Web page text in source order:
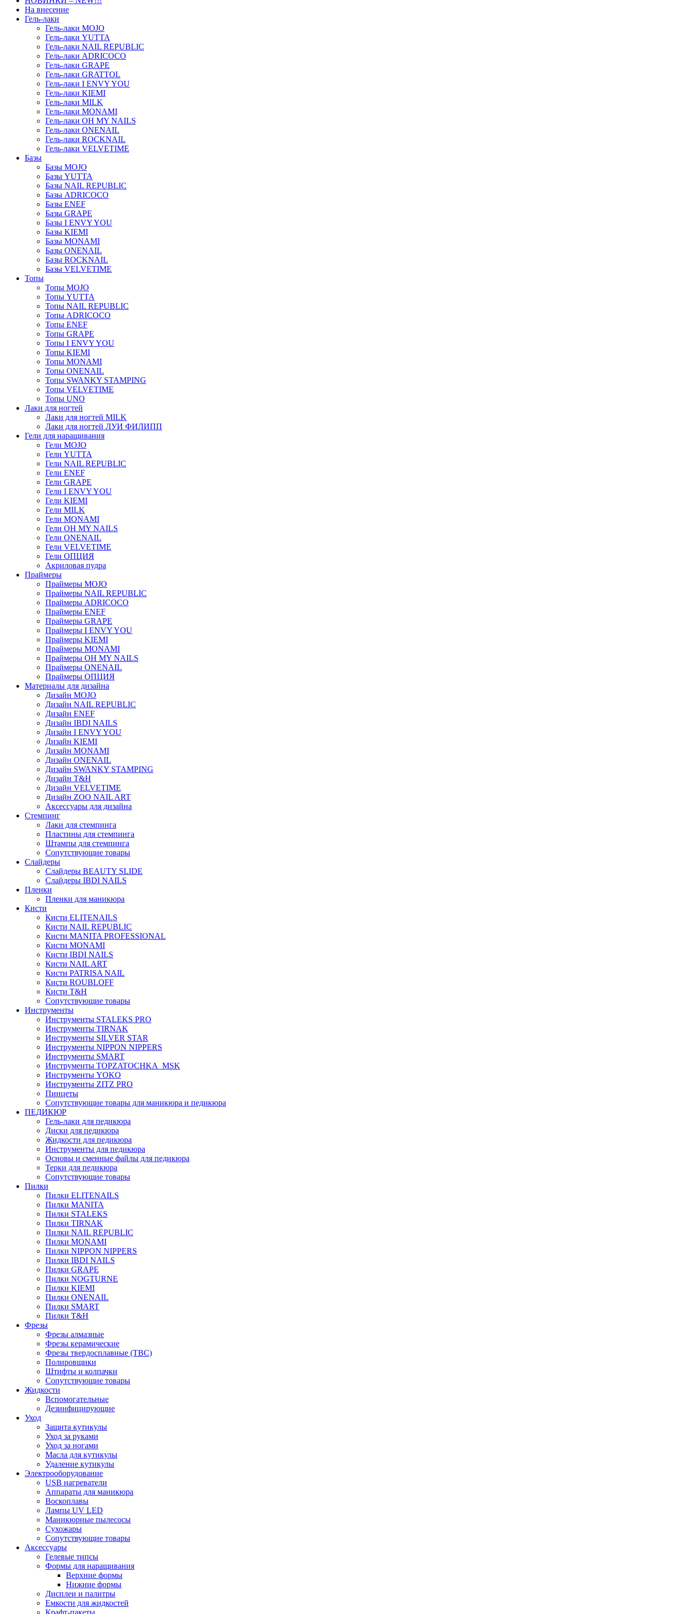
На внесение
Гель-лаки
Гель-лаки MOJO
Гель-лаки YUTTA
Гель-лаки NAIL REPUBLIC
Гель-лаки ADRICOCO
Гель-лаки GRAPE
Гель-лаки GRATTOL
Гель-лаки I ENVY YOU
Гель-лаки KIEMI
Гель-лаки MILK
Гель-лаки MONAMI
Гель-лаки OH MY NAILS
Гель-лаки ONENAIL
Гель-лаки ROCKNAIL
Гель-лаки VELVETIME
Базы
Базы MOJO
Базы YUTTA
Базы NAIL REPUBLIC
Базы ADRICOCO
Базы ENEF
Базы GRAPE
Базы I ENVY YOU
Базы KIEMI
Базы MONAMI
Базы ONENAIL
Базы ROCKNAIL
Базы VELVETIME
Топы
Топы MOJO
Топы YUTTA
Топы NAIL REPUBLIC
Топы ADRICOCO
Топы ENEF
Топы GRAPE
Топы I ENVY YOU
Топы KIEMI
Топы MONAMI
Топы ONENAIL
Топы SWANKY STAMPING
Топы VELVETIME
Топы UNO
Лаки для ногтей
Лаки для ногтей MILK
Лаки для ногтей ЛУИ ФИЛИПП
Гели для наращивания
Гели MOJO
Гели YUTTA
Гели NAIL REPUBLIC
Гели ENEF
Гели GRAPE
Гели I ENVY YOU
Гели KIEMI
Гели MILK
Гели MONAMI
Гели OH MY NAILS
Гели ONENAIL
Гели VELVETIME
Гели ОПЦИЯ
Акриловая пудра
Праймеры
Праймеры MOJO
Праймеры NAIL REPUBLIC
Праймеры ADRICOCO
Праймеры ENEF
Праймеры GRAPE
Праймеры I ENVY YOU
Праймеры KIEMI
Праймеры MONAMI
Праймеры OH MY NAILS
Праймеры ONENAIL
Праймеры ОПЦИЯ
Материалы для дизайна
Дизайн MOJO
Дизайн NAIL REPUBLIC
Дизайн ENEF
Дизайн IBDI NAILS
Дизайн I ENVY YOU
Дизайн KIEMI
Дизайн MONAMI
Дизайн ONENAIL
Дизайн SWANKY STAMPING
Дизайн T&H
Дизайн VELVETIME
Дизайн ZOO NAIL ART
Аксессуары для дизайна
Стемпинг
Лаки для стемпинга
Пластины для стемпинга
Штампы для стемпинга
Сопутствующие товары
Слайдеры
Слайдеры BEAUTY SLIDE
Слайдеры IBDI NAILS
Пленки
Пленки для маникюра
Кисти
Кисти ELITENAILS
Кисти NAIL REPUBLIC
Кисти MANITA PROFESSIONAL
Кисти MONAMI
Кисти IBDI NAILS
Кисти NAIL ART
Кисти PATRISA NAIL
Кисти ROUBLOFF
Кисти T&H
Сопутствующие товары
Инструменты
Инструменты STALEKS PRO
Инструменты TIRNAK
Инструменты SILVER STAR
Инструменты NIPPON NIPPERS
Инструменты SMART
Инструменты TOPZATOCHKA_MSK
Инструменты YOKO
Инструменты ZITZ PRO
Пинцеты
Сопутствующие товары для маникюра и педикюра
ПЕДИКЮР
Гель-лаки для педикюра
Диски для педикюра
Жидкости для педикюра
Инструменты для педикюра
Основы и сменные файлы для педикюра
Терки для педикюра
Сопутствующие товары
Пилки
Пилки ELITENAILS
Пилки MANITA
Пилки STALEKS
Пилки TIRNAK
Пилки NAIL REPUBLIC
Пилки MONAMI
Пилки NIPPON NIPPERS
Пилки IBDI NAILS
Пилки GRAPE
Пилки NOGTURNE
Пилки KIEMI
Пилки ONENAIL
Пилки SMART
Пилки T&H
Фрезы
Фрезы алмазные
Фрезы керамические
Фрезы твердосплавные (ТВС)
Полировщики
Штифты и колпачки
Сопутствующие товары
Жидкости
Вспомогательные
Дезинфицирующие
Уход
Защита кутикулы
Уход за руками
Уход за ногами
Масла для кутикулы
Удаление кутикулы
Электрооборудование
USB нагреватели
Аппараты для маникюра
Воскоплавы
Лампы UV LED
Маникюрные пылесосы
Сухожары
Сопутствующие товары
Аксессуары
Гелевые типсы
Формы для наращивания
Верхние формы
Нижние формы
Дисплеи и палитры
Емкости для жидкостей
Крафт-пакеты